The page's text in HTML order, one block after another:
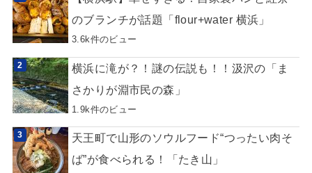
のブランチが話題「flour+water 横浜」
3.6k件のビュー
横浜に滝が？！謎の伝説も！！汲沢の「ま
さかりが淵市民の森」
1.9k件のビュー
天王町で山形のソウルフード“つったい肉そ
ば”が食べられる！「たき山」